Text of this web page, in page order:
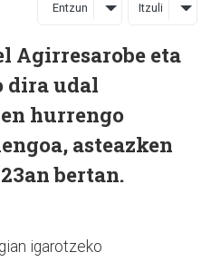
Entzun Itzuli
Agirresarobe eta
dira udal
hurrengo
asteazken
bertan.
igarotzeko